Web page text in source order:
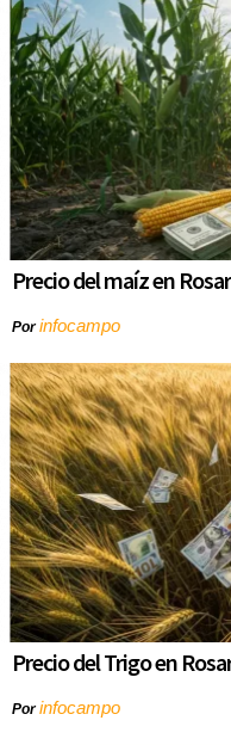
Precio del maíz en
Porinfocampo
Precio del Trigo en
Porinfocampo